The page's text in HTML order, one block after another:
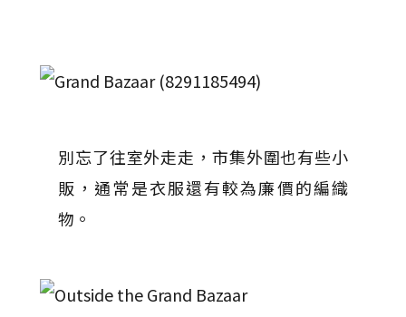
別忘了往室外走走，市集外圍也有些小
販，通常是衣服還有較為廉價的編織
物。